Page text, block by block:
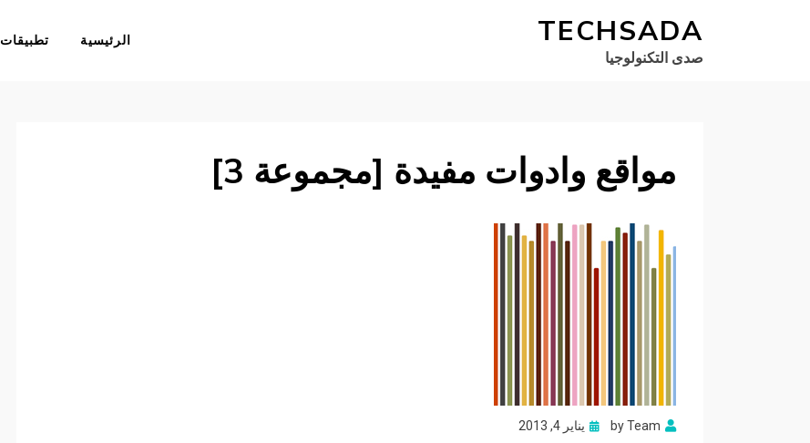
TECHSADA
صدى التكنولوجيا
الرئيسية تطبيقات
مواقع وادوات مفيدة [مجموعة 3]
byTeam
Posted
يناير 4, 2013